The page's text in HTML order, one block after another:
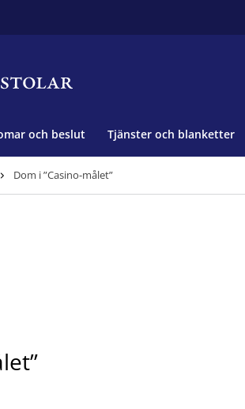
och beslut Tjänster och blanketter
Dom i ”Casino-målet”